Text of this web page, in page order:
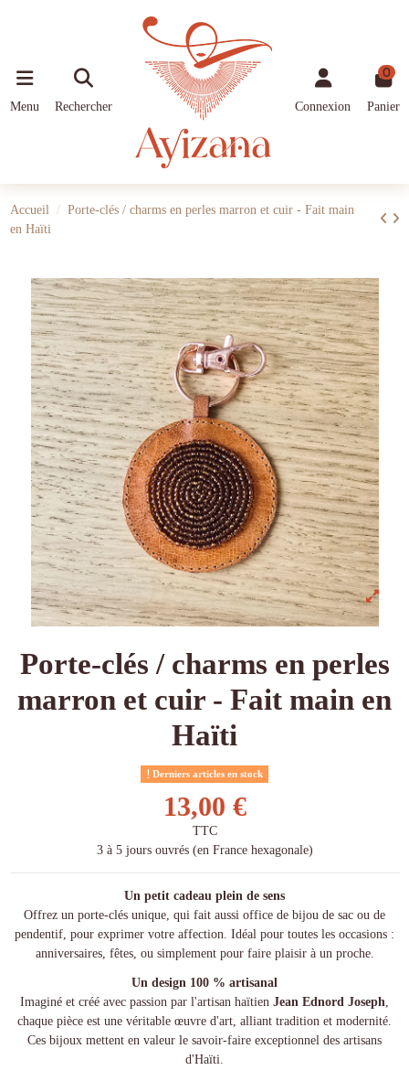
Menu Rechercher Connexion
0
Panier
Accueil
Porte-clés / charms en perles marron et cuir - Fait main
en Haïti
Porte-clés / charms en perles
marron et cuir - Fait main en
Haïti
Derniers articles en stock
13,00 €
TTC
3 à 5 jours ouvrés (en France hexagonale)
Un petit cadeau plein de sens
Offrez un porte-clés unique, qui fait aussi office de bijou de sac ou de
pendentif, pour exprimer votre affection. Idéal pour toutes les occasions :
anniversaires, fêtes, ou simplement pour faire plaisir à un proche.
Un design 100 % artisanal
Imaginé et créé avec passion par l'artisan haïtien Jean Ednord Joseph,
chaque pièce est une véritable œuvre d'art, alliant tradition et modernité.
Ces bijoux mettent en valeur le savoir-faire exceptionnel des artisans
d'Haïti.